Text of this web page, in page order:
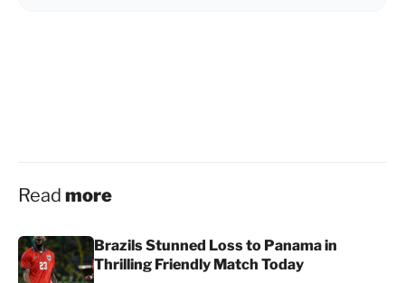
Read more
Brazils Stunned Loss to Panama in
Thrilling Friendly Match Today